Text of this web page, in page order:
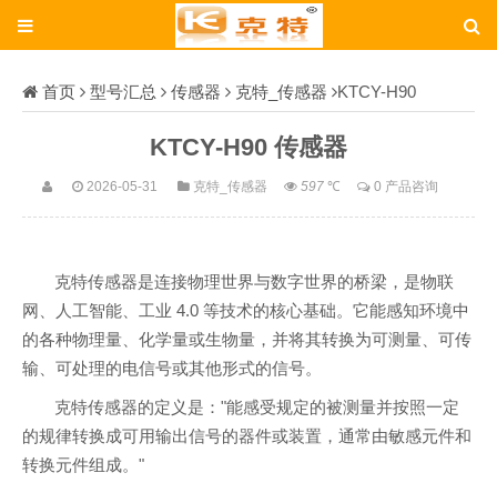
首页 型号汇总 传感器 克特_传感器 KTCY-H90
KTCY-H90 传感器
2026-05-31 克特_传感器 597 ℃ 0 产品咨询
克特传感器是连接物理世界与数字世界的桥梁，是物联
网、人工智能、工业 4.0 等技术的核心基础。它能感知环境中
的各种物理量、化学量或生物量，并将其转换为可测量、可传
输、可处理的电信号或其他形式的信号。
克特传感器的定义是："能感受规定的被测量并按照一定
的规律转换成可用输出信号的器件或装置，通常由敏感元件和
转换元件组成。"